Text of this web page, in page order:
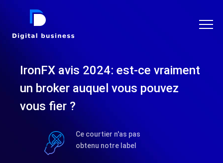
DIGITAL BUSINESS
IronFX avis 2024: est-ce vraiment
un broker auquel vous pouvez
vous fier ?
Ce courtier n'as pas
obtenu notre label